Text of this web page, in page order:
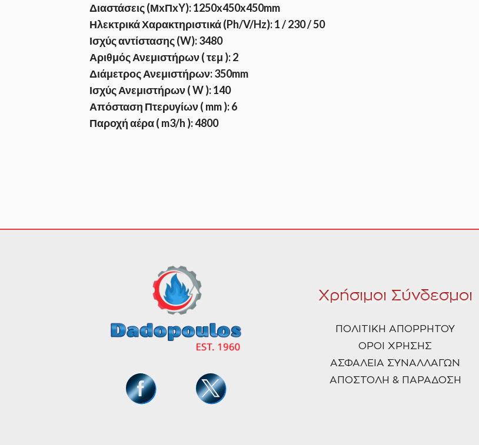
Διαστάσεις (ΜxΠxY): 1250x450x450mm
Ηλεκτρικά Χαρακτηριστικά (Ph/V/Hz): 1 / 230 / 50
Ισχύς αντίστασης (W): 3480
Αριθμός Ανεμιστήρων ( τεμ ): 2
Διάμετρος Ανεμιστήρων: 350mm
Ισχύς Ανεμιστήρων ( W ): 140
Απόσταση Πτερυγίων ( mm ): 6
Παροχή αέρα ( m3/h ): 4800
Χρήσιμοι Σύνδεσμοι
ΠΟΛΙΤΙΚΗ ΑΠΟΡΡΗΤΟΥ
ΟΡΟΙ ΧΡΗΣΗΣ
ΑΣΦΑΛΕΙΑ ΣΥΝΑΛΛΑΓΩΝ
ΑΠΟΣΤΟΛΗ & ΠΑΡΑΔΟΣΗ